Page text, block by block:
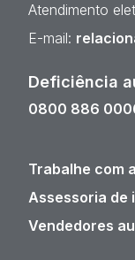
Atendimento
E-mail:
Deficiência
0800 886
Trabalhe com
Assessoria de
Vendedores